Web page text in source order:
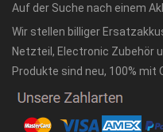
Auf der Suche nach einem
Wir stellen billiger
Netzteil, Electronic Zubehör
Produkte sind neu, 100% mit